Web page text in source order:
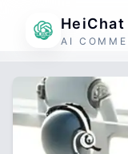
HeiChat
AI